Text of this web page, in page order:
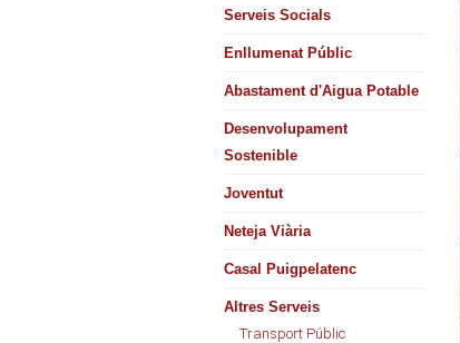
Serveis Socials
Enllumenat Públic
Abastament d'Aigua Potable
Desenvolupament
Sostenible
Joventut
Neteja Viària
Casal Puigpelatenc
Altres Serveis
Transport Públic